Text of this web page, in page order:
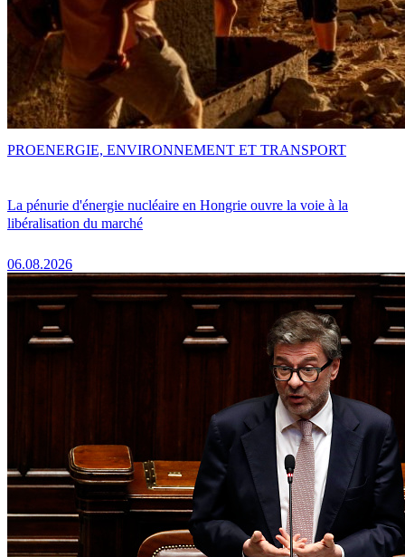
La pénurie d'énergie nucléaire en Hongrie ouvre la voie à la
libéralisation du marché
06.08.2026
PROENERGIE, ENVIRONNEMENT ET TRANSPORT